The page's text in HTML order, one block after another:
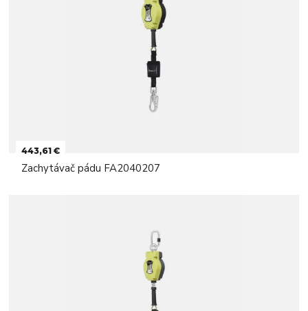
443,61 €
Zachytávač pádu FA2040207